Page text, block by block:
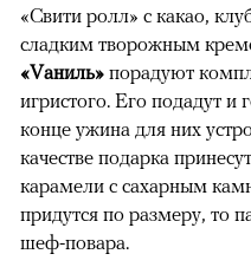
«Свити ролл» с какао,
сладким творожным
«Vаниль» порадуют
игристого. Его подадут и
конце ужина для них
качестве подарка
карамели с сахарным
придутся по размеру, то
шеф-повара.